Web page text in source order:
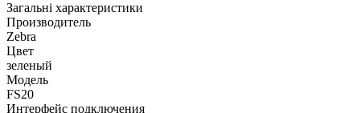
Загальні характеристики
Производитель
Zebra
Цвет
зеленый
Модель
FS20
Интерфейс подключения